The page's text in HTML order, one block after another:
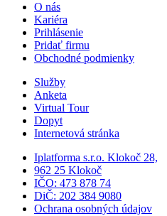
O nás
Kariéra
Prihlásenie
Pridať firmu
Obchodné podmienky
Služby
Anketa
Virtual Tour
Dopyt
Internetová stránka
Iplatforma s.r.o. Klokoč 28,
962 25 Klokoč
IČO: 473 878 74
DiČ: 202 384 9080
Ochrana osobných údajov